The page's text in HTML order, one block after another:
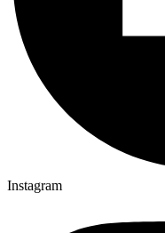
Instagram